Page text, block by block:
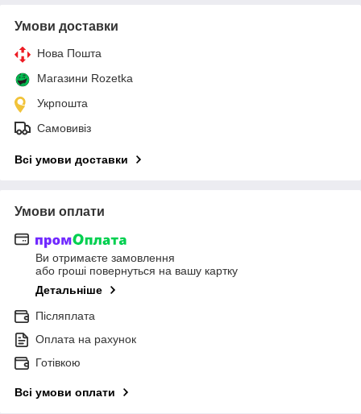
Умови доставки
Нова Пошта
Магазини Rozetka
Укрпошта
Самовивіз
Всі умови доставки
Умови оплати
Ви отримаєте замовлення
або гроші повернуться на вашу картку
Детальніше
Післяплата
Оплата на рахунок
Готівкою
Всі умови оплати